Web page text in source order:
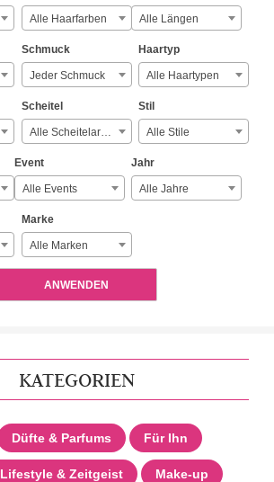
Alle Haarfarben Alle Längen
Schmuck
Jeder Schmuck
Haartyp
Alle Haartypen
Scheitel
Alle Scheitelarten
Stil
Alle Stile
Event
Alle Events
Jahr
Alle Jahre
Marke
Alle Marken
ANWENDEN
KATEGORIEN
Düfte & Parfums Für Ihn
Lifestyle & Zeitgeist Make-up